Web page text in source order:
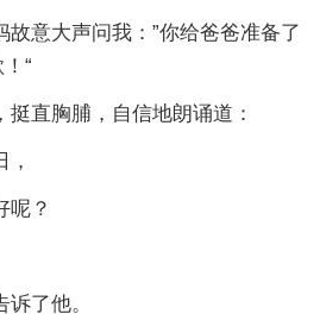
意大声问我：”你给爸爸准备了
“
直胸脯，自信地朗诵道：
？
了他。